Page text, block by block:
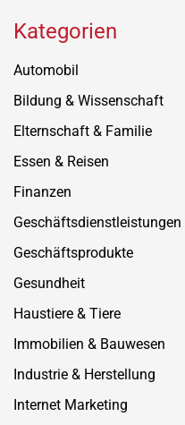
Kategorien
Automobil
Bildung & Wissenschaft
Elternschaft & Familie
Essen & Reisen
Finanzen
Geschäftsdienstleistungen
Geschäftsprodukte
Gesundheit
Haustiere & Tiere
Immobilien & Bauwesen
Industrie & Herstellung
Internet Marketing